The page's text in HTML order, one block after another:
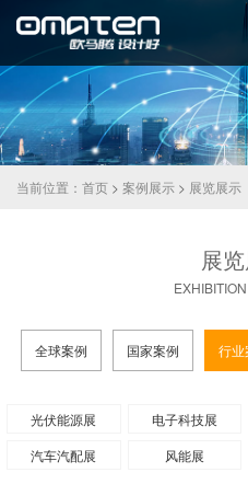
当前位置： 首页 > 案例展示 > 展览展示
展
全球案例 国家案例 行业
光伏能源展 电子科技展
汽车汽配展
风能展